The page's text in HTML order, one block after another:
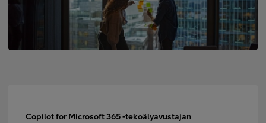
Minun Telia Yrityksille
Copilot for Microsoft 365 -tekoälyavustajan